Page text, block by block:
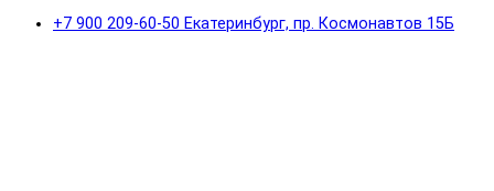
+7 900 209-60-50 Екатеринбург, пр. Космонавтов 15Б